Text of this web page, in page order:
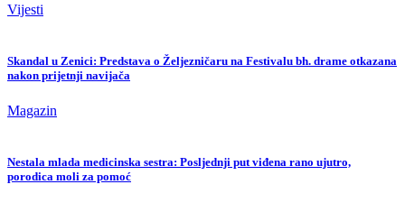
Vijesti
Skandal u Zenici: Predstava o Željezničaru na Festivalu bh. drame otkazana
nakon prijetnji navijača
Magazin
Nestala mlada medicinska sestra: Posljednji put viđena rano ujutro,
porodica moli za pomoć